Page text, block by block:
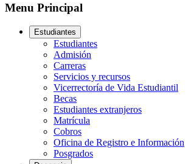
Menu Principal
Estudiantes
Estudiantes
Admisión
Carreras
Servicios y recursos
Vicerrectoría de Vida Estudiantil
Becas
Estudiantes extranjeros
Matrícula
Cobros
Oficina de Registro e Información
Posgrados